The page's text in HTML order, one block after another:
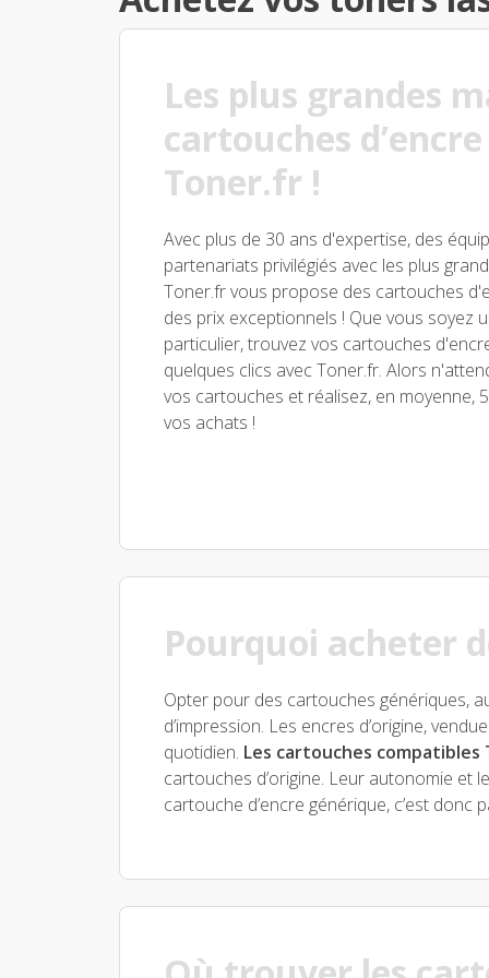
Les plus grandes
cartouches
Toner.fr !
Avec plus de 30 ans d'expertise, des
partenariats privilégiés avec les plus
Toner.fr vous propose des cartouches
des prix exceptionnels ! Que vous soyez
particulier, trouvez vos cartouches
quelques clics avec Toner.fr. Alors
vos cartouches et réalisez, en moyenne,
vos achats !
Pourquoi acheter
Opter pour des cartouches génériques,
d’impression. Les encres d’origine,
quotidien. Les cartouches
cartouches d’origine. Leur autonomie et
cartouche d’encre générique, c’est